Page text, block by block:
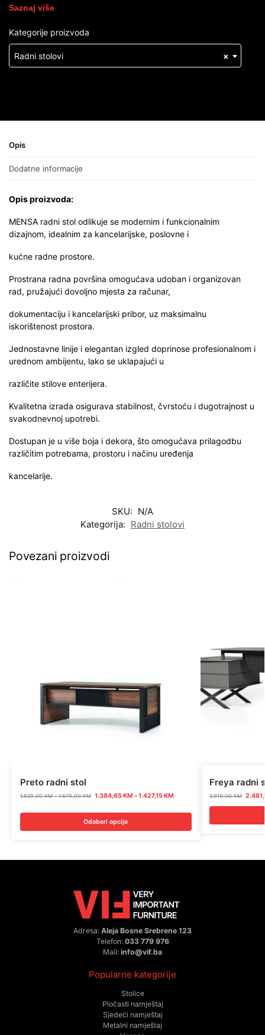
Saznaj više
Kategorije proizvoda
×
Radni stolovi
Opis
Dodatne informacije
Opis proizvoda:
MENSA radni stol odlikuje se modernim i funkcionalnim
dizajnom, idealnim za kancelarijske, poslovne i
kućne radne prostore.
Prostrana radna površina omogućava udoban i organizovan
rad, pružajući dovoljno mjesta za računar,
dokumentaciju i kancelarijski pribor, uz maksimalnu
iskorištenost prostora.
Jednostavne linije i elegantan izgled doprinose profesionalnom i
urednom ambijentu, lako se uklapajući u
različite stilove enterijera.
Kvalitetna izrada osigurava stabilnost, čvrstoću i dugotrajnost u
svakodnevnoj upotrebi.
Dostupan je u više boja i dekora, što omogućava prilagodbu
različitim potrebama, prostoru i načinu uređenja
kancelarije.
SKU: N/A
Kategorija: Radni stolovi
Povezani proizvodi
Preto radni stol
1.629,00KM – 1.679,00KM 1.384,65KM –1.427,15KM
Odaberi opcije
Freya radni
2.919,00KM
Adresa: Aleja Bosne Srebrene 123
Telefon: 033 779 976
Mail: info@vif.ba
Popularne kategorije
Stolice
Pločasti namještaj
Sjedeći namještaj
Metalni namještaj